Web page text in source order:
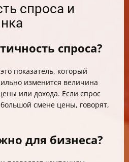
спроса и
спроса?
показатель, который
изменится величина
или дохода. Если спрос
смене цены, говорят,
для бизнеса?